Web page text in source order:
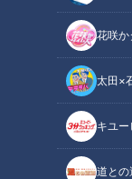
花咲か
太田×
キユー
道との